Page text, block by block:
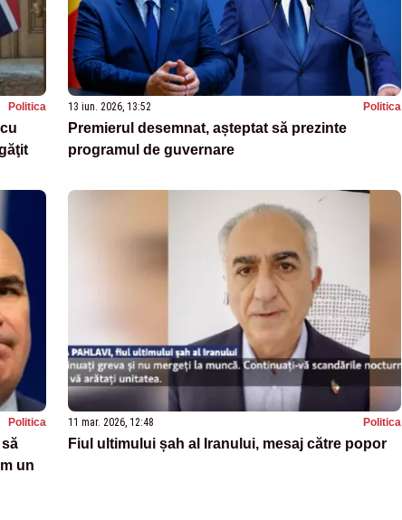
Politica 13 iun. 2026, 13:52 Politica
Premierul desemnat, așteptat să prezinte
programul de guvernare
Politica
un
11 mar. 2026, 12:48 Politica
Fiul ultimului șah al Iranului, mesaj către popor